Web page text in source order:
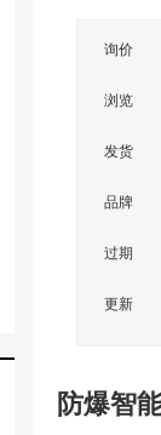
询价
浏览
发货
品牌
过期
更新
防爆智